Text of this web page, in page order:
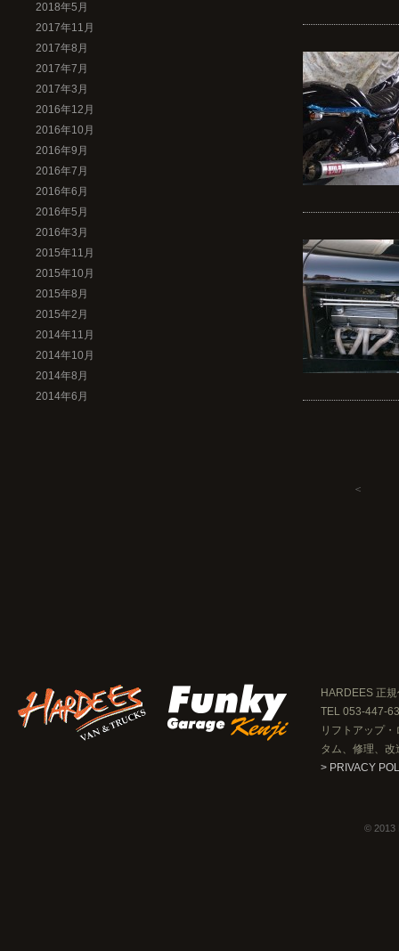
2018年5月
2017年11月
2017年8月
2017年7月
2017年3月
2016年12月
2016年10月
2016年9月
2016年7月
2016年6月
2016年5月
2016年3月
2015年11月
2015年10月
2015年8月
2015年2月
2014年11月
2014年10月
2014年8月
2014年6月
＜
HARDEES 正
TEL 053-447-
リフトアップ
タム、修理、改
> PRIVACY
© 2013